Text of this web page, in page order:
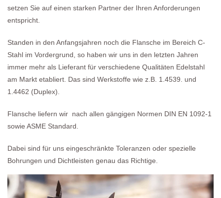
setzen Sie auf einen starken Partner der Ihren Anforderungen
entspricht.
Standen in den Anfangsjahren noch die Flansche im Bereich C-
Stahl im Vordergrund, so haben wir uns in den letzten Jahren
immer mehr als Lieferant für verschiedene Qualitäten Edelstahl
am Markt etabliert. Das sind Werkstoffe wie z.B. 1.4539. und
1.4462 (Duplex).
Flansche liefern wir nach allen gängigen Normen DIN EN 1092-1
sowie ASME Standard.
Dabei sind für uns eingeschränkte Toleranzen oder spezielle
Bohrungen und Dichtleisten genau das Richtige.